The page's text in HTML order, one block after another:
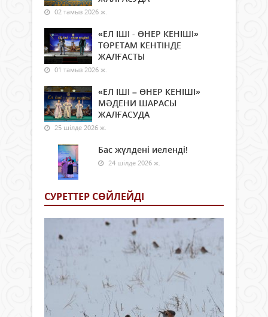
02 тамыз 2026 ж.
«ЕЛ ІШІ - ӨНЕР КЕНІШІ»
ТӨРЕТАМ КЕНТІНДЕ
ЖАЛҒАСТЫ
01 тамыз 2026 ж.
«ЕЛ ІШІ – ӨНЕР КЕНІШІ»
МӘДЕНИ ШАРАСЫ
ЖАЛҒАСУДА
25 шілде 2026 ж.
Бас жүлдені иеленді!
24 шілде 2026 ж.
СУРЕТТЕР СӨЙЛЕЙДI